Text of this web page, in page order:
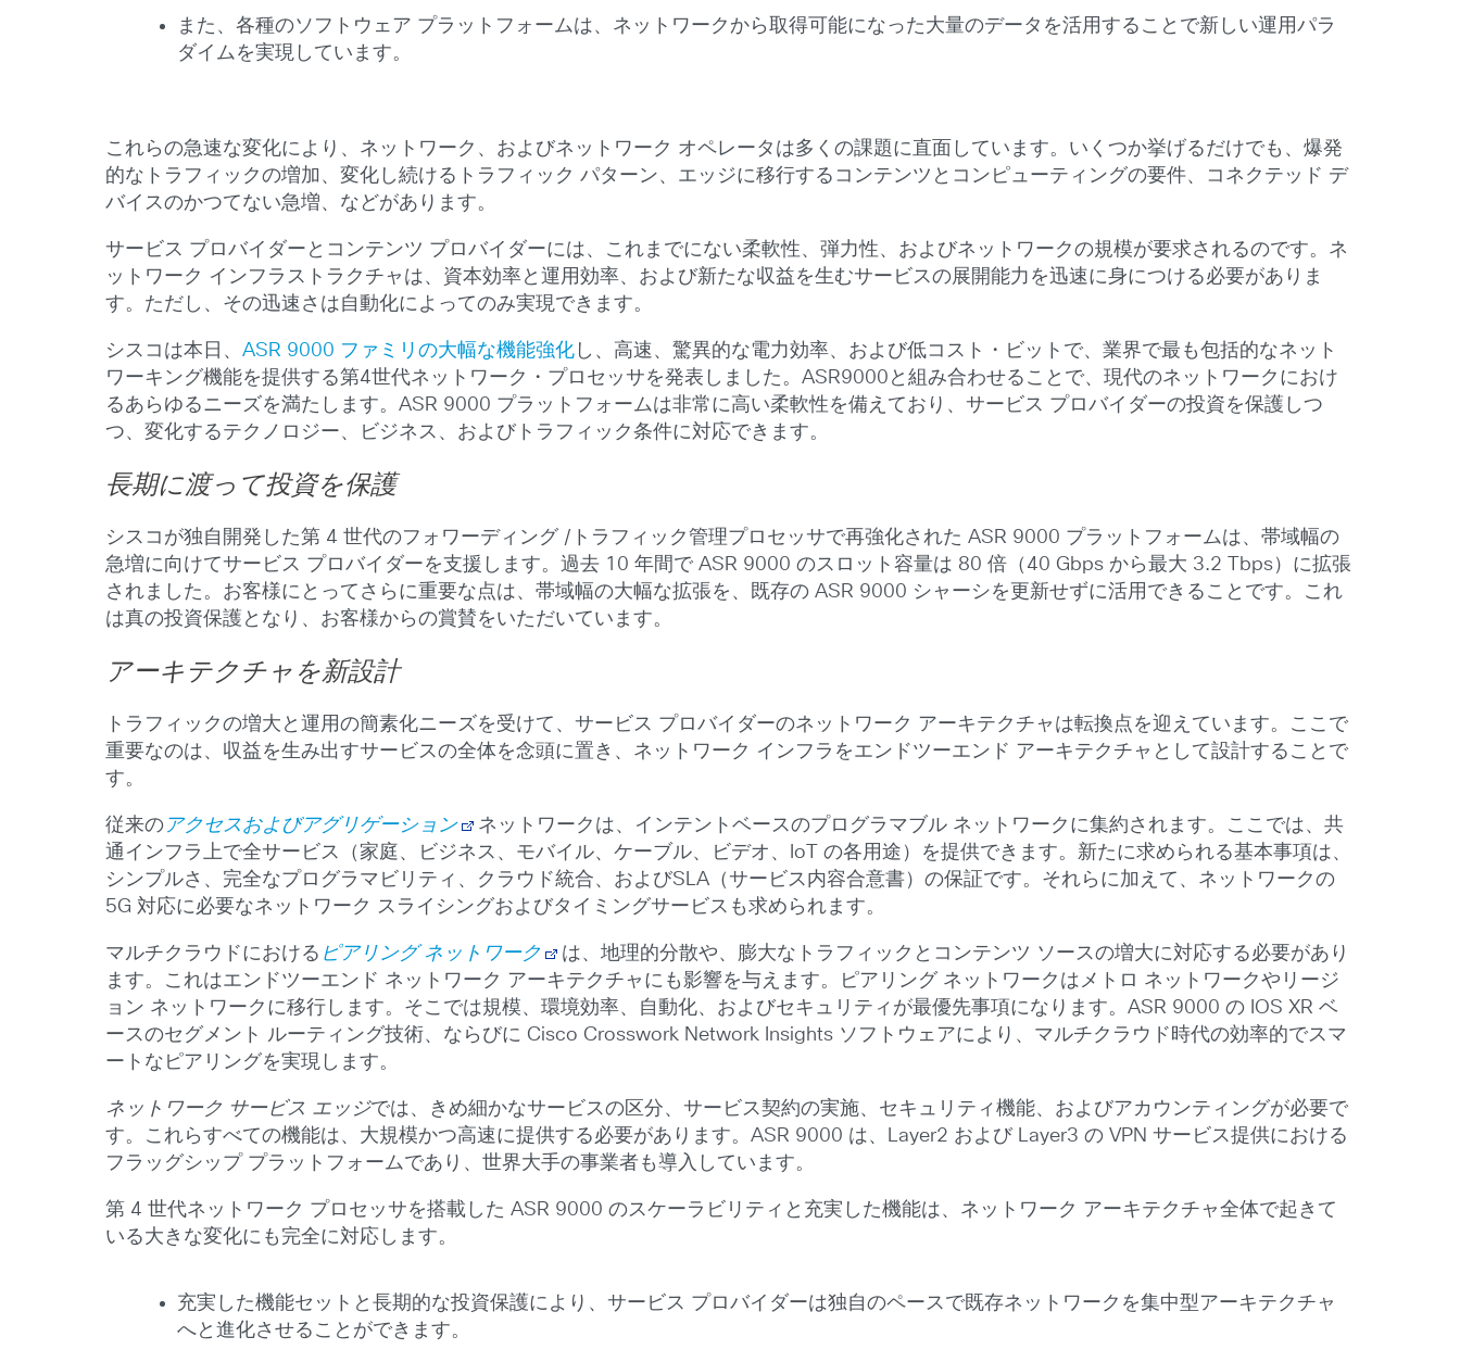
また、各種のソフトウェア プラットフォームは、ネットワークから取得可能になった大量のデータを活用することで新しい運用パラ
ダイムを実現しています。
これらの急速な変化により、ネットワーク、およびネットワーク オペレータは多くの課題に直面しています。いくつか挙げるだけでも、爆発
的なトラフィックの増加、変化し続けるトラフィック パターン、エッジに移行するコンテンツとコンピューティングの要件、コネクテッド デ
バイスのかつてない急増、などがあります。
サービス プロバイダーとコンテンツ プロバイダーには、これまでにない柔軟性、弾力性、およびネットワークの規模が要求されるのです。ネ
ットワーク インフラストラクチャは、資本効率と運用効率、および新たな収益を生むサービスの展開能力を迅速に身につける必要がありま
す。ただし、その迅速さは自動化によってのみ実現できます。
シスコは本日、ASR 9000 ファミリの大幅な機能強化 し、高速、驚異的な電力効率、および低コスト・ビットで、業界で最も包括的なネット
ワーキング機能を提供する第4世代ネットワーク・プロセッサを発表しました。ASR9000と組み合わせることで、現代のネットワークにおけ
るあらゆるニーズを満たします。ASR 9000 プラットフォームは非常に高い柔軟性を備えており、サービス プロバイダーの投資を保護しつ
つ、変化するテクノロジー、ビジネス、およびトラフィック条件に対応できます。
長期に渡って投資を保護
シスコが独自開発した第 4 世代のフォワーディング /トラフィック管理プロセッサで再強化された ASR 9000 プラットフォームは、帯域幅の
急増に向けてサービス プロバイダーを支援します。過去 10 年間で ASR 9000 のスロット容量は 80 倍（40 Gbps から最大 3.2 Tbps）に拡張
されました。お客様にとってさらに重要な点は、帯域幅の大幅な拡張を、既存の ASR 9000 シャーシを更新せずに活用できることです。これ
は真の投資保護となり、お客様からの賞賛をいただいています。
アーキテクチャを新設計
トラフィックの増大と運用の簡素化ニーズを受けて、サービス プロバイダーのネットワーク アーキテクチャは転換点を迎えています。ここで
重要なのは、収益を生み出すサービスの全体を念頭に置き、ネットワーク インフラをエンドツーエンド アーキテクチャとして設計することで
す。
従来の アクセスおよびアグリゲーション
ネットワークは、インテントベースのプログラマブル ネットワークに集約されます。ここでは、共
通インフラ上で全サービス（家庭、ビジネス、モバイル、ケーブル、ビデオ、IoT の各用途）を提供できます。新たに求められる基本事項は、
シンプルさ、完全なプログラマビリティ、クラウド統合、およびSLA（サービス内容合意書）の保証です。それらに加えて、ネットワークの
5G 対応に必要なネットワーク スライシングおよびタイミングサービスも求められます。
マルチクラウドにおける ピアリング ネットワーク
は、地理的分散や、膨大なトラフィックとコンテンツ ソースの増大に対応する必要があり
ます。これはエンドツーエンド ネットワーク アーキテクチャにも影響を与えます。ピアリング ネットワークはメトロ ネットワークやリージ
ョン ネットワークに移行します。そこでは規模、環境効率、自動化、およびセキュリティが最優先事項になります。ASR 9000 の IOS XR ベ
ースのセグメント ルーティング技術、ならびに Cisco Crosswork Network Insights ソフトウェアにより、マルチクラウド時代の効率的でスマ
ートなピアリングを実現します。
ネットワーク サービス エッジでは、きめ細かなサービスの区分、サービス契約の実施、セキュリティ機能、およびアカウンティングが必要で
す。これらすべての機能は、大規模かつ高速に提供する必要があります。ASR 9000 は、Layer2 および Layer3 の VPN サービス提供における
フラッグシップ プラットフォームであり、世界大手の事業者も導入しています。
第 4 世代ネットワーク プロセッサを搭載した ASR 9000 のスケーラビリティと充実した機能は、ネットワーク アーキテクチャ全体で起きて
いる大きな変化にも完全に対応します。
充実した機能セットと長期的な投資保護により、サービス プロバイダーは独自のペースで既存ネットワークを集中型アーキテクチャ
へと進化させることができます。